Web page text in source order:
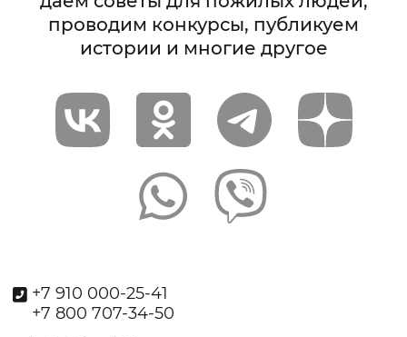
проводим конкурсы, публикуем
истории и многие другое
+7 910 000-25-41
+7 800 707-34-50